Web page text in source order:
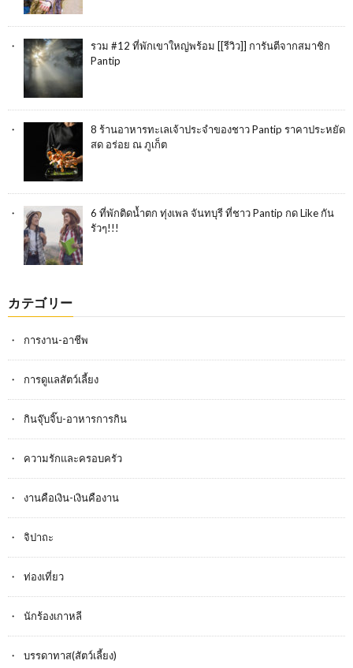
รวม #12 ที่พักเขาใหญ่พร้อม [[รีวิว]] การันตีจากสมาชิก
Pantip
8 ร้านอาหารทะเลเจ้าประจำของชาว Pantip ราคาประหยัด
สด อร่อย ณ ภูเก็ต
6 ที่พักติดน้ำตก ทุ่งเพล จันทบุรี ที่ชาว Pantip กด Like กัน
รัวๆ!!!
カテゴリー
การงาน-อาชีพ
การดูแลสัตว์เลี้ยง
กินจุ๊บจิ๊บ-อาหารการกิน
ความรักและครอบครัว
งานคือเงิน-เงินคืองาน
จิปาถะ
ท่องเที่ยว
นักร้องเกาหลี
บรรดาทาส(สัตว์เลี้ยง)